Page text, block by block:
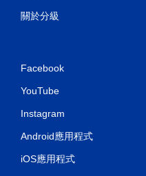
關於分級
Facebook
YouTube
Instagram
Android應用程式
iOS應用程式